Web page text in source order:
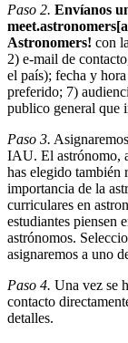
Paso 2. Envíanos
Astronomers! con
2) e-mail de
el país); fecha y
preferido; 7)
publico general que
Paso 3.
IAU. El astrónomo,
has elegido también
importancia de la
curriculares en
estudiantes piensen
astrónomos.
asignaremos a uno
Paso 4. Una vez se
contacto
detalles.